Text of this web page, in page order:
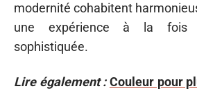
modernité cohabitent
une expérience à la fois
sophistiquée.
Lire également : Couleur pour